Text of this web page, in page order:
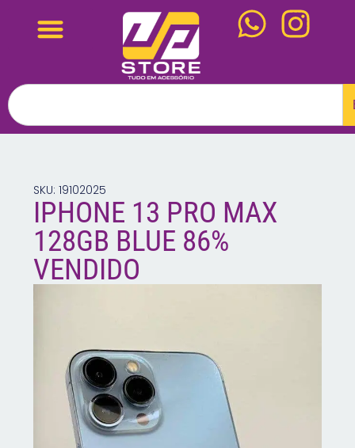
SKU: 19102025
IPHONE 13 PRO MAX
128GB BLUE 86%
VENDIDO